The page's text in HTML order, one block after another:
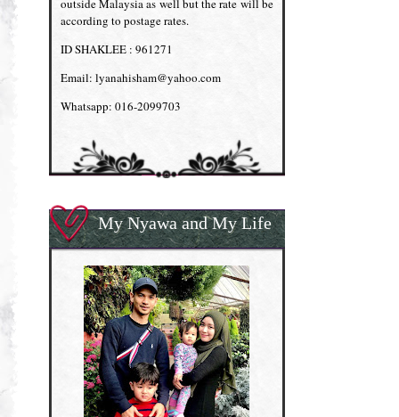
outside Malaysia as well but the rate will be
according to postage rates.
ID SHAKLEE : 961271
Email: lyanahisham@yahoo.com
Whatsapp: 016-2099703
My Nyawa and My Life